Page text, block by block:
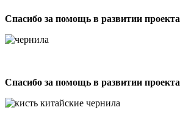
Спасибо за помощь в развитии проекта
Спасибо за помощь в развитии проекта